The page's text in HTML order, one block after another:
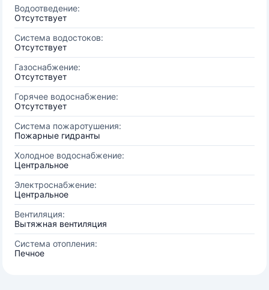
Водоотведение:
Отсутствует
Система водостоков:
Отсутствует
Газоснабжение:
Отсутствует
Горячее водоснабжение:
Отсутствует
Система пожаротушения:
Пожарные гидранты
Холодное водоснабжение:
Центральное
Электроснабжение:
Центральное
Вентиляция:
Вытяжная вентиляция
Система отопления:
Печное